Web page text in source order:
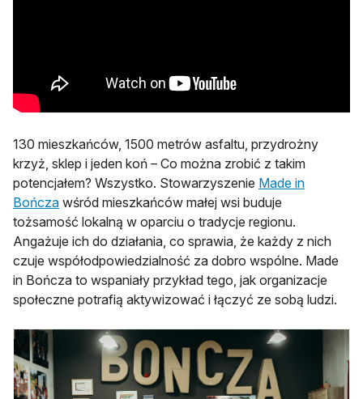
130 mieszkańców, 1500 metrów asfaltu, przydrożny
krzyż, sklep i jeden koń – Co można zrobić z takim
potencjałem? Wszystko. Stowarzyszenie Made in
Bończaotwiera się w nowej karcie
wśród mieszkańców małej wsi buduje
tożsamość lokalną w oparciu o tradycje regionu.
Angażuje ich do działania, co sprawia, że każdy z nich
czuje współodpowiedzialność za dobro wspólne. Made
in Bończa to wspaniały przykład tego, jak organizacje
społeczne potrafią aktywizować i łączyć ze sobą ludzi.